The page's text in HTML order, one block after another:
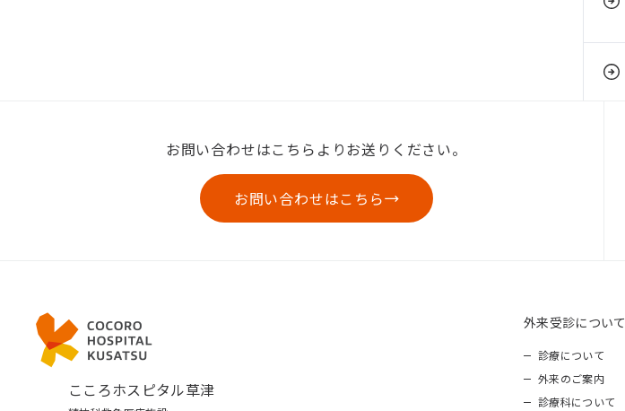
お問い合わせはこちらよりお送りください。
お問い合わせはこちら
こころホスピタル草津
外来受診について
診療について
外来のご案内
診療科について